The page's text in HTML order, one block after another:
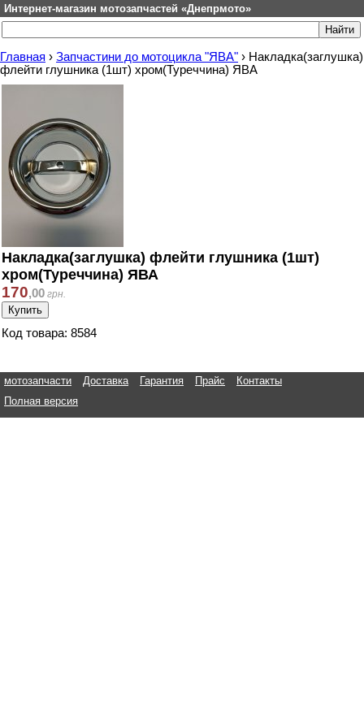
Интернет-магазин мотозапчастей «Днепрмото»
Главная › Запчастини до мотоцикла "ЯВА" › Накладка(заглушка)
флейти глушника (1шт) хром(Туреччина) ЯВА
Накладка(заглушка) флейти глушника (1шт)
хром(Туреччина) ЯВА
170,00 грн.
Код товара: 8584
мотозапчасти Доставка Гарантия Прайс
Контакты
Полная версия